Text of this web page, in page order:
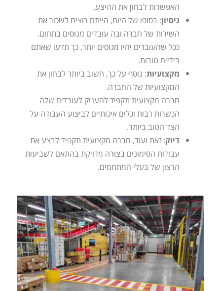
האפשרות לבחון את ההיצע.
ניסיון: בסופו של היום, הייתם רוצים לשכור את
השירות של חברה ובה עובדים מנוסים בתחום.
ככל שהעובדים יהיו מנוסים יותר, כך תדעו שאתם
בידיים טובות.
מקצועיות: נוסף על כך, חשוב ביותר לבחון את
המקצועיות של החברה.
חברה מקצועית תקפיד להעניק לעובדים שלה
הכשרות רבות וכלים איכותיים לביצוע העבודה על
הצד הטוב ביותר.
דיוק: זאת ועוד, חברה מקצועית תקפיד לבצע את
עבודות הסימונים בצורה מדויקת בהתאם לשביעות
הרצון של בעלי המתחמים.